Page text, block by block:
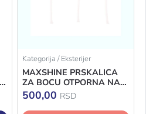
Kategorija / Eksterijer
MAXSHINE PRSKALICA
ZA BOCU OTPORNA NA
HEMIKALIJE
500,00 RSD